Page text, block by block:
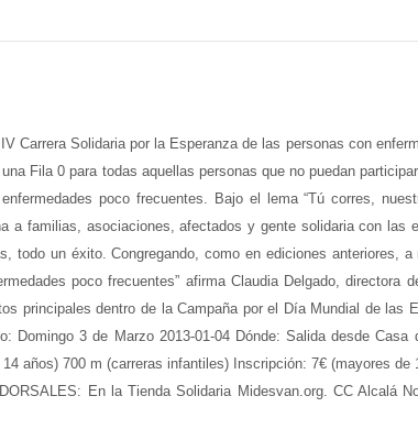
Carrera Solidaria por la Esperanza de las personas con
Fila 0 para todas aquellas personas que no puedan
poco frecuentes. Bajo el lema “Tú corres,
a familias, asociaciones, afectados y gente solidaria con las
todo un éxito. Congregando, como en ediciones anteriores, a
poco frecuentes” afirma Claudia Delgado, directora
principales dentro de la Campaña por el Día Mundial de las
Domingo 3 de Marzo 2013-01-04 Dónde: Salida desde Casa
años) 700 m (carreras infantiles) Inscripción: 7€ (mayores de
En la Tienda Solidaria Midesvan.org. CC Alcalá